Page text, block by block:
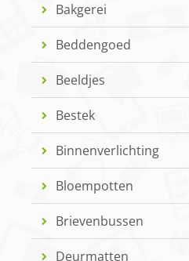
Bakgerei
Beddengoed
Beeldjes
Bestek
Binnenverlichting
Bloempotten
Brievenbussen
Deurmatten